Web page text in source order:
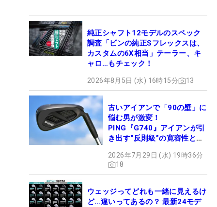
純正シャフト12モデルのスペック
調査「ピンの純正Sフレックスは、
カスタムの6X相当」テーラー、キ
ャロ…もチェック！
2026年8月5日 (水) 16時15分 13
古いアイアンで「90の壁」に
悩む男が激変！
PING『G740』アイアンが引
き出す“反則級”の寛容性と飛
2026年7月29日 (水) 19時36分
18
ウェッジってどれも一緒に見えるけ
ど…違いってあるの？ 最新24モデ